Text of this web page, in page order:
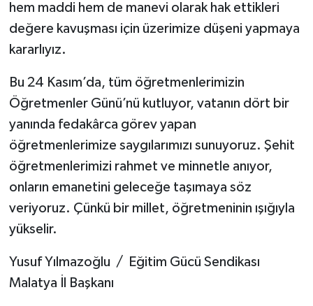
hem maddi hem de manevi olarak hak ettikleri
değere kavuşması için üzerimize düşeni yapmaya
kararlıyız.
Bu 24 Kasım’da, tüm öğretmenlerimizin
Öğretmenler Günü’nü kutluyor, vatanın dört bir
yanında fedakârca görev yapan
öğretmenlerimize saygılarımızı sunuyoruz. Şehit
öğretmenlerimizi rahmet ve minnetle anıyor,
onların emanetini geleceğe taşımaya söz
veriyoruz. Çünkü bir millet, öğretmeninin ışığıyla
yükselir.
Yusuf Yılmazoğlu / Eğitim Gücü Sendikası
Malatya İl Başkanı